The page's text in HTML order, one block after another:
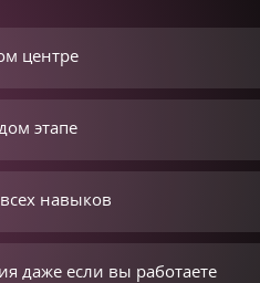
центре
этапе
навыков
даже если вы работаете